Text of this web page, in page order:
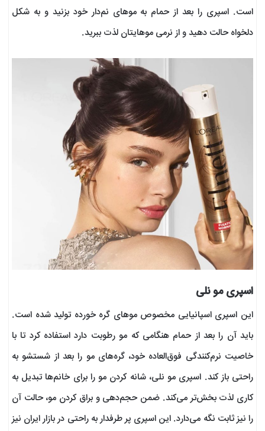
است. اسپری را بعد از حمام به مو‌های نم‌دار خود بزنید و به شکل
دلخواه حالت دهید و از نرمی موهایتان لذت ببرید.
اسپری مو نلی
این اسپری اسپانیایی مخصوص موهای گره خورده تولید شده است.
باید آن را بعد از حمام هنگامی که مو رطوبت دارد استفاده کرد تا با
خاصیت نرم‌کنندگی فوق‌العاده‌ خود، گره‌های مو را بعد از شستشو به
راحتی باز کند. اسپری مو نلی، شانه کردن مو را برای خانم‌ها تبدیل به
کاری لذت‌ بخش‌تر می‌کند. ضمن حجم‌دهی و براق کردن مو، حالت آن
را نیز ثابت نگه می‌دارد. این اسپری پر طرفدار به راحتی در بازار ایران نیز